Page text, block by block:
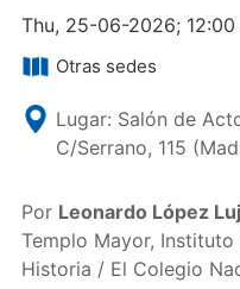
Thu, 25-06-2026;
Otras sedes
Lugar: Salón de
C/Serrano, 115
Por Leonardo López
Templo Mayor,
Historia / El Colegio